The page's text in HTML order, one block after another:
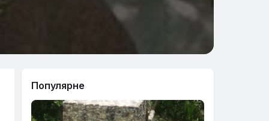
Популярне